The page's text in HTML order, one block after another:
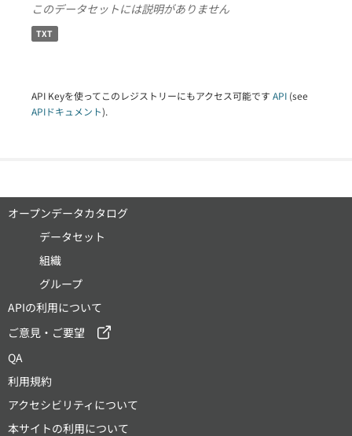
このデータセットには説明がありません
TXT
API Keyを使ってこのレジストリーにもアクセス可能です API (see
APIドキュメント).
オープンデータカタログ
データセット
組織
グループ
APIの利用について
ご意見・ご要望
QA
利用規約
アクセシビリティについて
本サイトの利用について